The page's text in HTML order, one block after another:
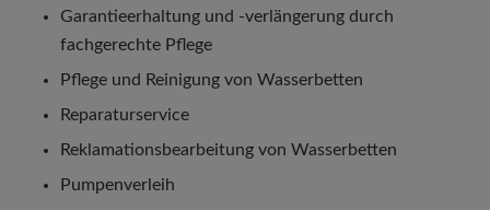
Garantieerhaltung und -verlängerung durch
fachgerechte Pflege
Pflege und Reinigung von Wasserbetten
Reparaturservice
Reklamationsbearbeitung von Wasserbetten
Pumpenverleih